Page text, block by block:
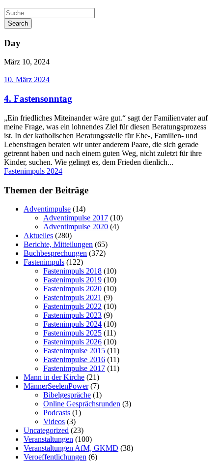
Day
März 10, 2024
10. März 2024
4. Fastensonntag
„Ein friedliches Miteinander wäre gut.“ sagt der Familienvater auf
meine Frage, was ein lohnendes Ziel für diesen Beratungsprozess
ist. In der katholischen Beratungsstelle für Ehe-, Familien- und
Lebensfragen beraten wir unter anderem Paare, die sich gerade
getrennt haben und nach einem guten Weg, nicht zuletzt für ihre
Kinder, suchen. Wie gelingt es, dem Frieden dienlich...
Fastenimpuls 2024
Themen der Beiträge
Adventimpulse (14)
Adventimpulse 2017 (10)
Adventimpulse 2020 (4)
Aktuelles (280)
Berichte, Mitteilungen (65)
Buchbesprechungen (372)
Fastenimpuls (122)
Fastenimpuls 2018 (10)
Fastenimpuls 2019 (10)
Fastenimpuls 2020 (10)
Fastenimpuls 2021 (9)
Fastenimpuls 2022 (10)
Fastenimpuls 2023 (9)
Fastenimpuls 2024 (10)
Fastenimpuls 2025 (11)
Fastenimpuls 2026 (10)
Fastenimpulse 2015 (11)
Fastenimpulse 2016 (11)
Fastenimpulse 2017 (11)
Mann in der Kirche (21)
MännerSeelenPower(7)
Bibelgespräche (1)
Online Gesprächsrunden (3)
Podcasts (1)
Videos (3)
Uncategorized (23)
Veranstaltungen (100)
Veranstaltungen AfM, GKMD (38)
Veroeffentlichungen (6)